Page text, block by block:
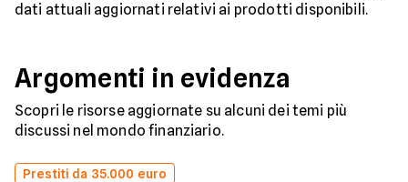
dati attuali aggiornati relativi ai prodotti disponibili.
Argomenti in evidenza
Scopri le risorse aggiornate su alcuni dei temi più
discussi nel mondo finanziario.
Prestiti da 35.000 euro